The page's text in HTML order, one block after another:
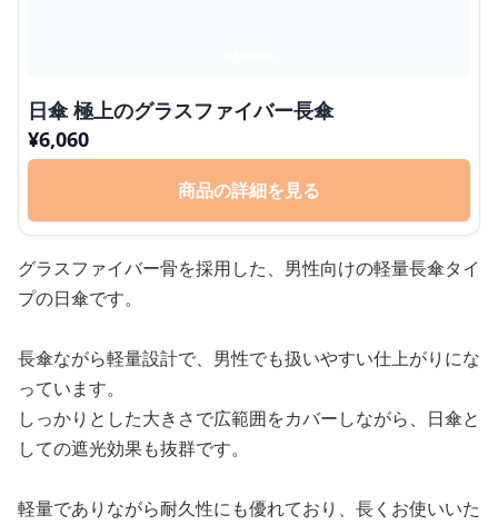
日傘 極上のグラスファイバー長傘
¥6,060
商品の詳細を見る
グラスファイバー骨を採用した、男性向けの軽量長傘タイ
プの日傘です。
長傘ながら軽量設計で、男性でも扱いやすい仕上がりにな
っています。
しっかりとした大きさで広範囲をカバーしながら、日傘と
しての遮光効果も抜群です。
軽量でありながら耐久性にも優れており、長くお使いいた